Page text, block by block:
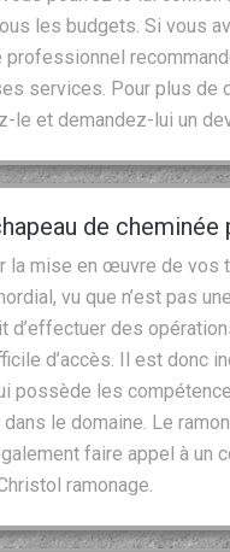
les budgets. Si vous
services. Pour plus
le et demandez-lui un
de cheminée
la mise en œuvre de vos
vu que n’est pas
d’effectuer des
d’accès. Il est donc
possède les
le domaine. Le
faire appel à un
ramonage.